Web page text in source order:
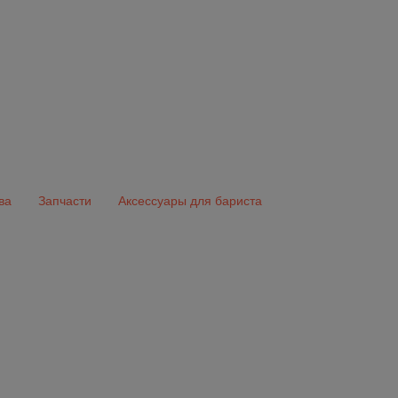
Запчасти Аксессуары для бариста